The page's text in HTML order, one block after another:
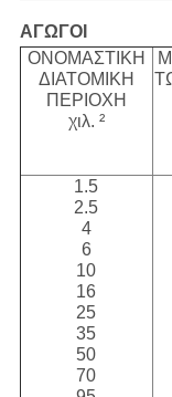
ΑΓΩΓΟΙ
ΟΝΟΜΑΣΤΙΚΗ
ΔΙΑΤΟΜΙΚΗ
ΠΕΡΙΟΧΗ
χιλ. ²
1.5
2.5
4
6
10
16
25
35
50
70